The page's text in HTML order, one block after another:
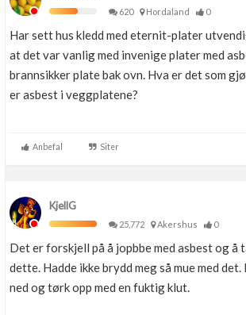
620
Hordaland 0
Har sett hus kledd med eternit-plater
at det var vanlig med invenige plater med
brannsikker plate bak ovn. Hva er det som
er asbest i veggplatene?
Anbefal Siter
KjellG
25,772
Akershus 0
Det er forskjell på å jopbbe med asbest og å
dette. Hadde ikke brydd meg så mue med
ned og tørk opp med en fuktig klut.